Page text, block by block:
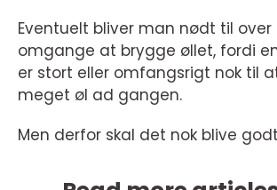
Eventuelt bliver man nødt til over
omgange at brygge øllet, fordi
er stort eller omfangsrigt nok til
meget øl ad gangen.
Men derfor skal det nok blive